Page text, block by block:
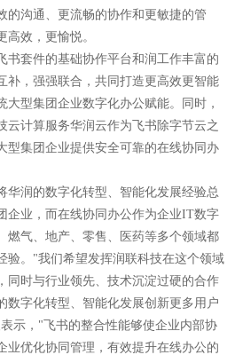
的沟通、更流畅的协作和更敏捷的管
效，更愉悦。
书套件的基础协作平台和润工作丰富的
补，强强联合，共同打造更高效更智能
大型集团企业数字化办公赋能。同时，
云计算服务华润云作为飞书除字节云之
型集团企业提供安全可靠的在线协同办
华润的数字化转型、智能化发展经验总
企业，而在线协同办公作为企业IT数字
燃气、地产、零售、医药等多个领域都
验。"我们希望发挥润联科技在这个领域
同时与行业领先、技术沉淀过硬的合作
数字化转型、智能化发展创新更多用户
示，"飞书的整合性能够使企业内部协
业优化协同管理，有效提升在线办公的